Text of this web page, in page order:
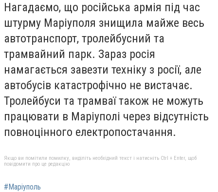
Нагадаємо, що російська армія під час
штурму Маріуполя знищила майже весь
автотранспорт, тролейбусний та
трамвайний парк. Зараз росія
намагається завезти техніку з росії, але
автобусів катастрофічно не вистачає.
Тролейбуси та трамваї також не можуть
працювати в Маріуполі через відсутність
повноцінного електропостачання.
Якщо ви помітили помилку, виділіть необхідний текст і натисніть Ctrl + Enter, щоб
повідомити про це редакцію
#Маріуполь